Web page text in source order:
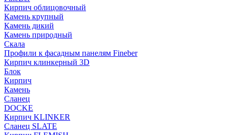
Кирпич облицовочный
Камень крупный
Камень дикий
Камень природный
Скала
Профили к фасадным панелям Fineber
Кирпич клинкерный 3D
Блок
Кирпич
Камень
Сланец
DOCKE
Кирпич KLINKER
Сланец SLATE